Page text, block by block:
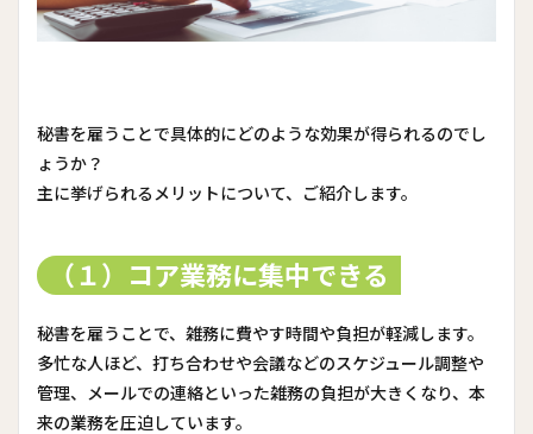
秘書を雇うことで具体的にどのような効果が得られるのでし
ょうか？
主に挙げられるメリットについて、ご紹介します。
（１）コア業務に集中できる
秘書を雇うことで、雑務に費やす時間や負担が軽減します。
多忙な人ほど、打ち合わせや会議などのスケジュール調整や
管理、メールでの連絡といった雑務の負担が大きくなり、本
来の業務を圧迫しています。